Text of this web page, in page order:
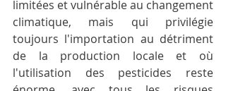
limitées et vulnérable au changement
climatique, mais qui privilégie
toujours l'importation au détriment
de la production locale et où
l'utilisation des pesticides reste